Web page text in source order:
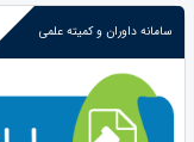
سامانه داوران و کمیته علمی